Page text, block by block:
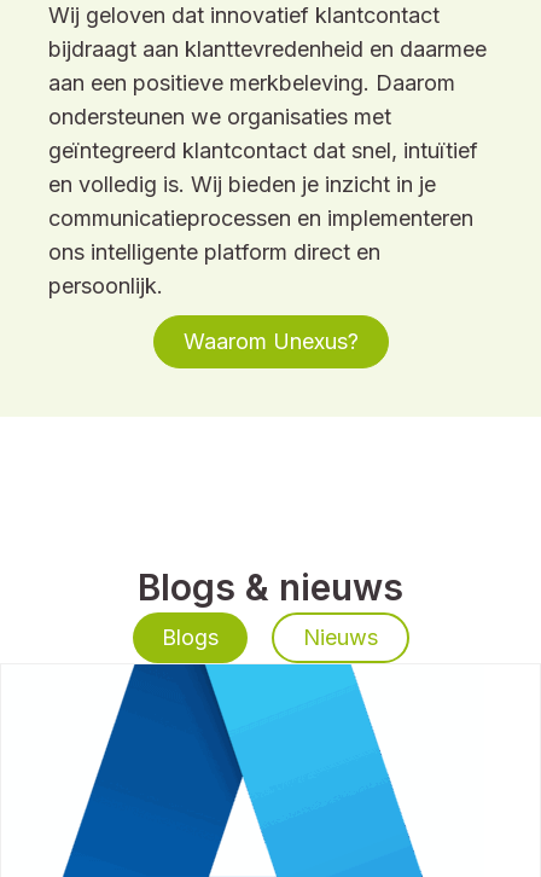
Wij geloven dat innovatief klantcontact
bijdraagt aan klanttevredenheid en daarmee
aan een positieve merkbeleving. Daarom
ondersteunen we organisaties met
geïntegreerd klantcontact dat snel, intuïtief
en volledig is. Wij bieden je inzicht in je
communicatieprocessen en implementeren
ons intelligente platform direct en
persoonlijk.
Waarom Unexus?
Blogs & nieuws
Blogs Nieuws